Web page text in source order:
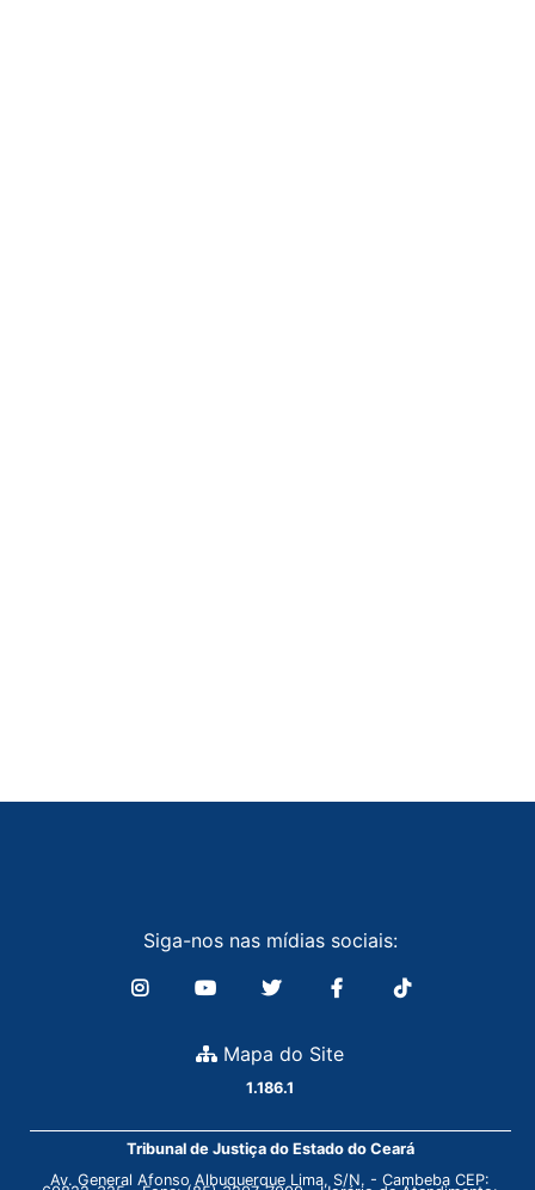
Siga-nos nas mídias sociais:
Mapa do Site
1.186.1
Tribunal de Justiça do Estado do Ceará
Av. General Afonso Albuquerque Lima, S/N. - Cambeba CEP: